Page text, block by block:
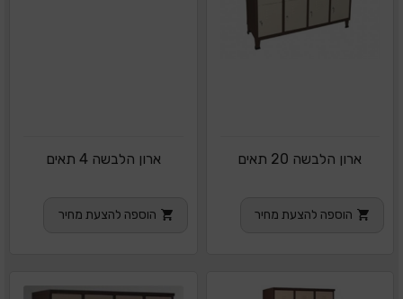
ארון הלבשה 20 תאים
הוספה להצעת מחיר
ארון הלבשה 4 תאים
הוספה להצעת מחיר